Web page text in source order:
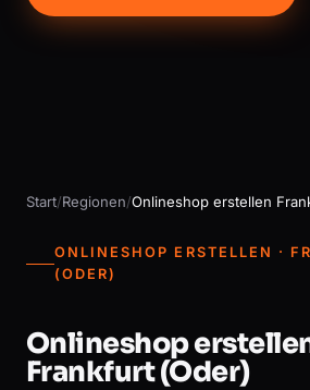
Start/Regionen/Onlineshop erstellen
ONLINESHOP ERSTELLEN ·
(ODER)
Onlineshop
Frankfurt (Oder)